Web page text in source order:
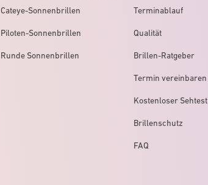
Cateye-Sonnenbrillen
Piloten-Sonnenbrillen
Runde Sonnenbrillen
Terminablauf
Qualität
Brillen-Ratgeber
Termin vereinbaren
Kostenloser Sehtest
Brillenschutz
FAQ